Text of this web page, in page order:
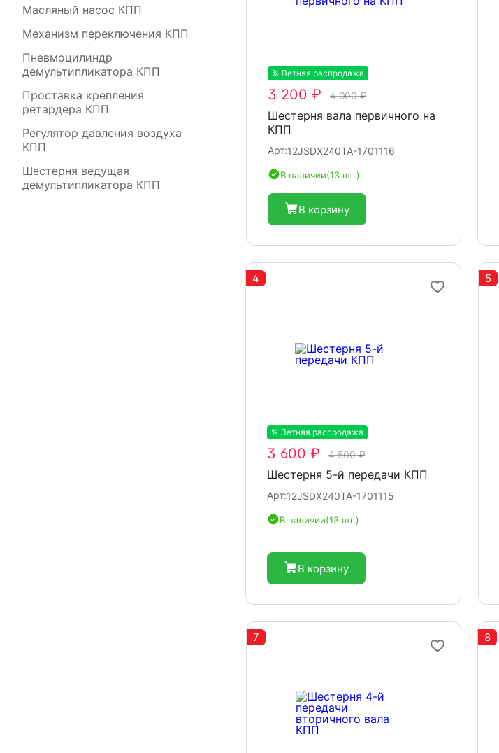
Масляный насос КПП
Механизм переключения КПП
Пневмоцилиндр
демультипликатора КПП
Проставка крепления
ретардера КПП
Регулятор давления воздуха
КПП
Шестерня ведущая
демультипликатора КПП
% Летняя распродажа
3 200 ₽ 4 000 ₽
Шестерня вала первичного на
КПП
Арт:12JSDX240TA-1701116
В наличии(13 шт.)
В корзину
4
% Летняя распродажа
3 600 ₽ 4 500 ₽
Шестерня 5-й передачи КПП
Арт:12JSDX240TA-1701115
В наличии(13 шт.)
В корзину
5
7 8